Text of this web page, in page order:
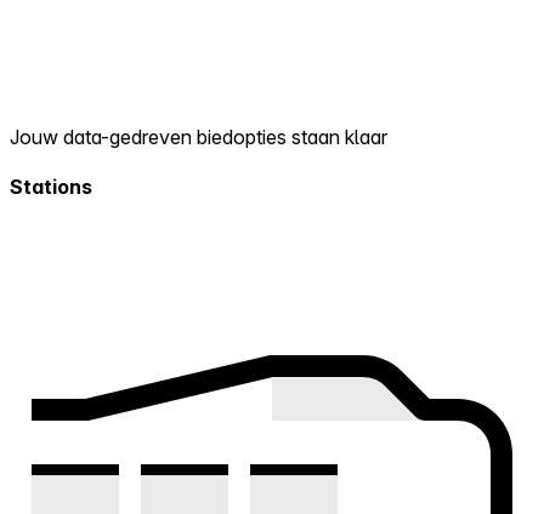
Jouw data-gedreven biedopties staan klaar
Stations